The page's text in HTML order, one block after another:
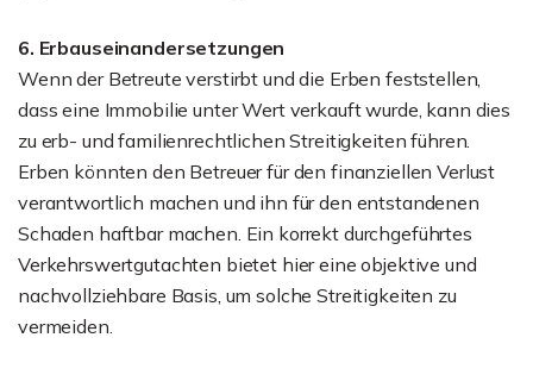
6. Erbauseinandersetzungen
Wenn der Betreute verstirbt und die Erben feststellen,
dass eine Immobilie unter Wert verkauft wurde, kann dies
zu erb- und familienrechtlichen Streitigkeiten führen.
Erben könnten den Betreuer für den finanziellen Verlust
verantwortlich machen und ihn für den entstandenen
Schaden haftbar machen. Ein korrekt durchgeführtes
Verkehrswertgutachten bietet hier eine objektive und
nachvollziehbare Basis, um solche Streitigkeiten zu
vermeiden.